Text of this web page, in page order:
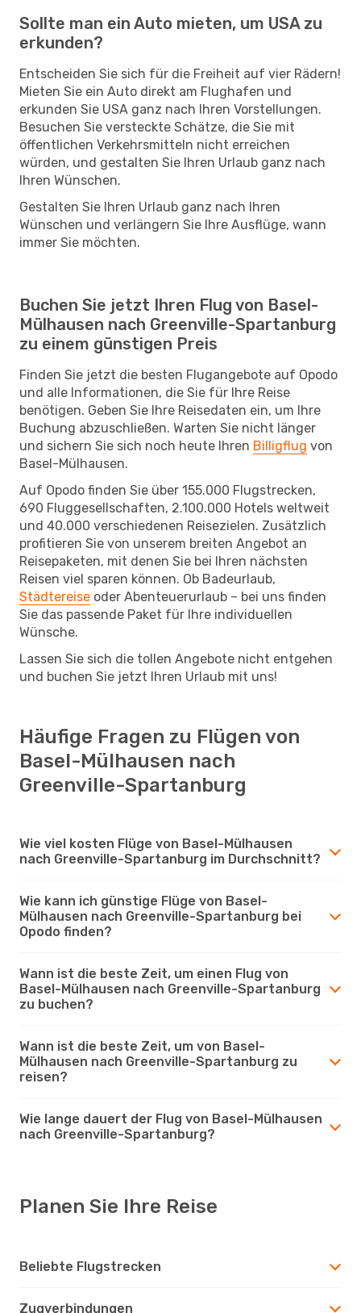
Sollte man ein Auto mieten, um USA zu
erkunden?
Entscheiden Sie sich für die Freiheit auf vier Rädern!
Mieten Sie ein Auto direkt am Flughafen und
erkunden Sie USA ganz nach Ihren Vorstellungen.
Besuchen Sie versteckte Schätze, die Sie mit
öffentlichen Verkehrsmitteln nicht erreichen
würden, und gestalten Sie Ihren Urlaub ganz nach
Ihren Wünschen.
Gestalten Sie Ihren Urlaub ganz nach Ihren
Wünschen und verlängern Sie Ihre Ausflüge, wann
immer Sie möchten.
Buchen Sie jetzt Ihren Flug von Basel-
Mülhausen nach Greenville-Spartanburg
zu einem günstigen Preis
Finden Sie jetzt die besten Flugangebote auf Opodo
und alle Informationen, die Sie für Ihre Reise
benötigen. Geben Sie Ihre Reisedaten ein, um Ihre
Buchung abzuschließen. Warten Sie nicht länger
und sichern Sie sich noch heute Ihren Billigflug von
Basel-Mülhausen.
Auf Opodo finden Sie über 155.000 Flugstrecken,
690 Fluggesellschaften, 2.100.000 Hotels weltweit
und 40.000 verschiedenen Reisezielen. Zusätzlich
profitieren Sie von unserem breiten Angebot an
Reisepaketen, mit denen Sie bei Ihren nächsten
Reisen viel sparen können. Ob Badeurlaub,
Städtereise oder Abenteuerurlaub – bei uns finden
Sie das passende Paket für Ihre individuellen
Wünsche.
Lassen Sie sich die tollen Angebote nicht entgehen
und buchen Sie jetzt Ihren Urlaub mit uns!
Häufige Fragen zu Flügen von
Basel-Mülhausen nach
Greenville-Spartanburg
Wie viel kosten Flüge von Basel-Mülhausen
nach Greenville-Spartanburg im Durchschnitt?
Wie kann ich günstige Flüge von Basel-
Mülhausen nach Greenville-Spartanburg bei
Opodo finden?
Wann ist die beste Zeit, um einen Flug von
Basel-Mülhausen nach Greenville-Spartanburg
zu buchen?
Wann ist die beste Zeit, um von Basel-
Mülhausen nach Greenville-Spartanburg zu
reisen?
Wie lange dauert der Flug von Basel-Mülhausen
nach Greenville-Spartanburg?
Planen Sie Ihre Reise
Beliebte Flugstrecken
Zugverbindungen